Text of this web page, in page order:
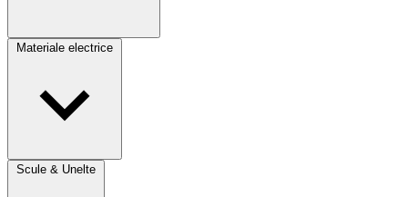
Materiale electrice
Scule & Unelte